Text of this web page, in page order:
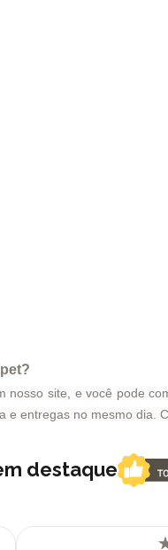
site, e você pode
entregas no mesmo dia.
destaque